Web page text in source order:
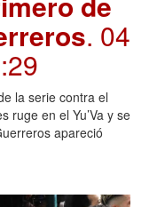
. 04
la serie contra el
ruge en el Yu’Va y se
apareció